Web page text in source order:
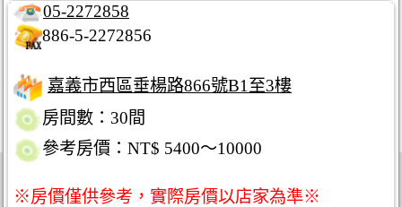
05-2272858
886-5-2272856
嘉義市西區垂楊路866號B1至3樓
房間數：30間
參考房價：NT$ 5400～10000
※房價僅供參考，實際房價以店家為準※